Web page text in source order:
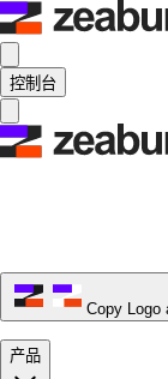
控制台
Copy Logo
产品